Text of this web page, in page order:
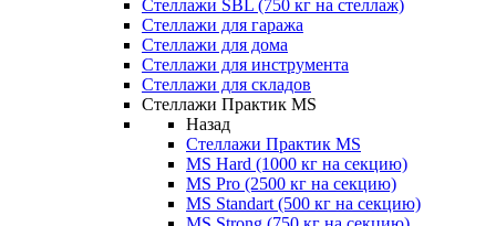
Стеллажи SBL (750 кг на стеллаж)
Стеллажи для гаража
Стеллажи для дома
Стеллажи для инструмента
Стеллажи для складов
Стеллажи Практик MS
Назад
Стеллажи Практик MS
MS Hard (1000 кг на секцию)
MS Pro (2500 кг на секцию)
MS Standart (500 кг на секцию)